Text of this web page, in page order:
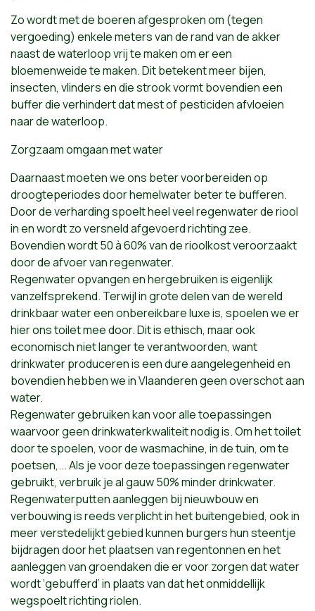
Zo wordt met de boeren afgesproken om (tegen
vergoeding) enkele meters van de rand van de akker
naast de waterloop vrij te maken om er een
bloemenweide te maken. Dit betekent meer bijen,
insecten, vlinders en die strook vormt bovendien een
buffer die verhindert dat mest of pesticiden afvloeien
naar de waterloop.
Zorgzaam omgaan met water
Daarnaast moeten we ons beter voorbereiden op
droogteperiodes door hemelwater beter te bufferen.
Door de verharding spoelt heel veel regenwater de riool
in en wordt zo versneld afgevoerd richting zee.
Bovendien wordt 50 à 60% van de rioolkost veroorzaakt
door de afvoer van regenwater.
Regenwater opvangen en hergebruiken is eigenlijk
vanzelfsprekend. Terwijl in grote delen van de wereld
drinkbaar water een onbereikbare luxe is, spoelen we er
hier ons toilet mee door. Dit is ethisch, maar ook
economisch niet langer te verantwoorden, want
drinkwater produceren is een dure aangelegenheid en
bovendien hebben we in Vlaanderen geen overschot aan
water.
Regenwater gebruiken kan voor alle toepassingen
waarvoor geen drinkwaterkwaliteit nodig is. Om het toilet
door te spoelen, voor de wasmachine, in de tuin, om te
poetsen,... Als je voor deze toepassingen regenwater
gebruikt, verbruik je al gauw 50% minder drinkwater.
Regenwaterputten aanleggen bij nieuwbouw en
verbouwing is reeds verplicht in het buitengebied, ook in
meer verstedelijkt gebied kunnen burgers hun steentje
bijdragen door het plaatsen van regentonnen en het
aanleggen van groendaken die er voor zorgen dat water
wordt ‘gebufferd’ in plaats van dat het onmiddellijk
wegspoelt richting riolen.